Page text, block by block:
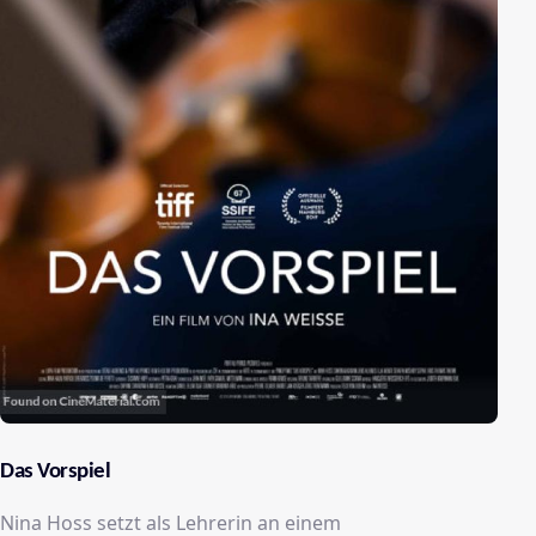
Das Vorspiel
Nina Hoss setzt als Lehrerin an einem